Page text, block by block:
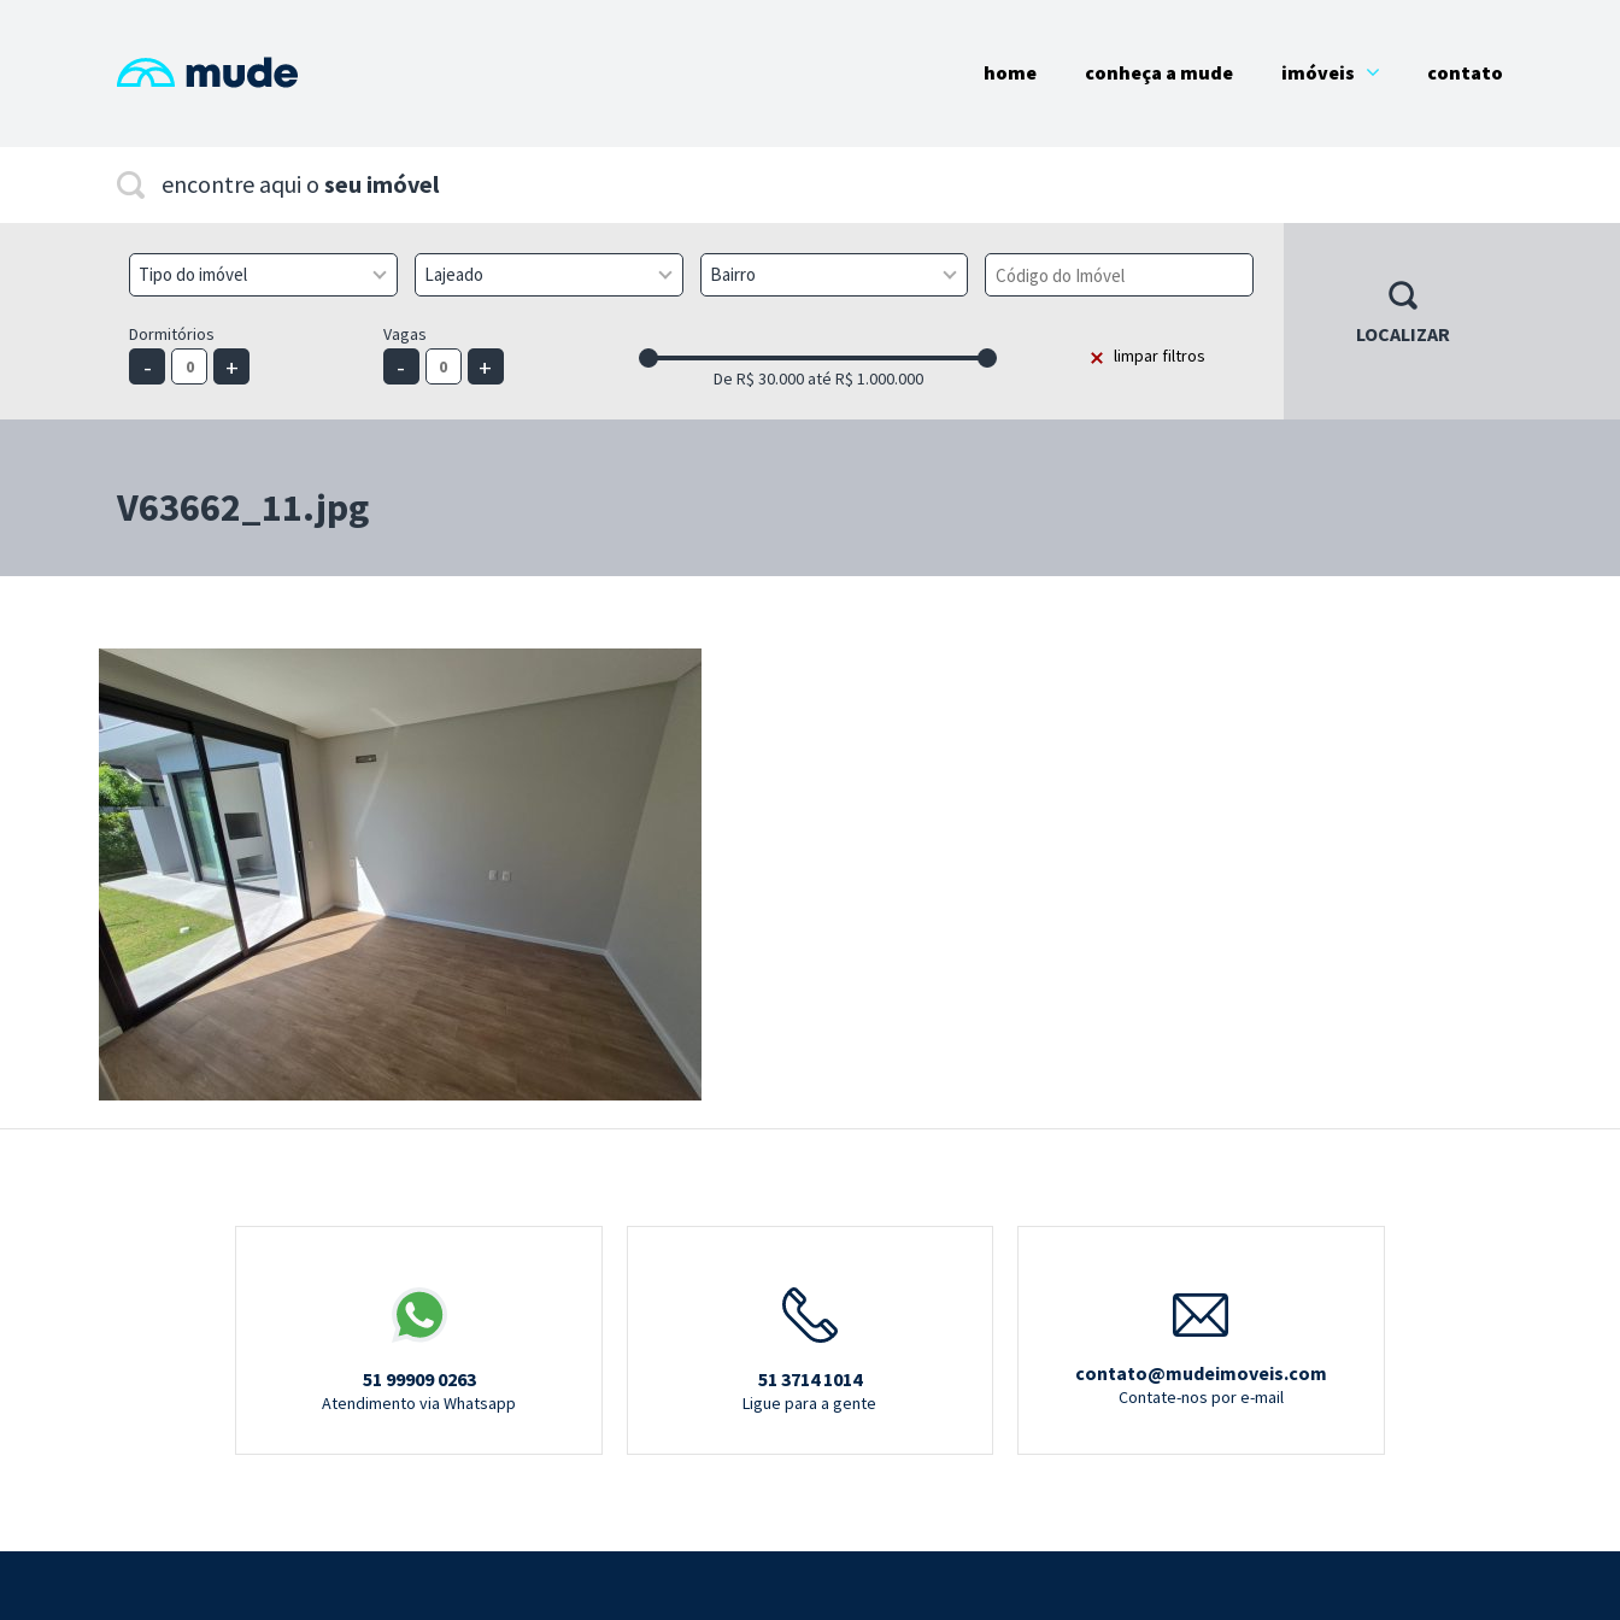
home conheça a mude imóveis contato
encontre aqui o seu imóvel
Tipo do imóvel Lajeado Bairro
Dormitórios
- +
Vagas
- + limpar filtros
LOCALIZAR
V63662_11.jpg
51 99909 0263
Atendimento via Whatsapp
51 3714 1014
Ligue para a gente
contato@mudeimoveis.com
Contate-nos por e-mail